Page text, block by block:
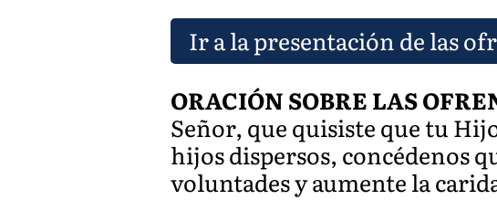
Ir a la presentación de las
ORACIÓN SOBRE LAS
Señor, que quisiste que tu
hijos dispersos, concédenos
voluntades y aumente la